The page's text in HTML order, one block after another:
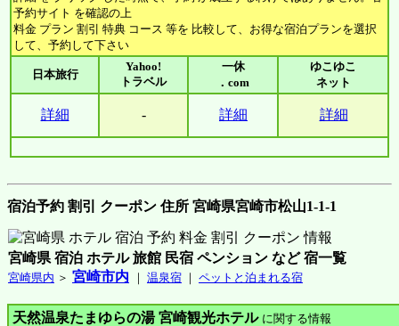
予約サイト を確認の上
料金 プラン 割引 特典 コース 等を 比較して、お得な宿泊プランを選択
して、予約して下さい
日本旅行
Yahoo!
トラベル
一休
．com
ゆこゆこ
ネット
詳細 - 詳細 詳細
宿泊予約 割引 クーポン 住所 宮崎県宮崎市松山1-1-1
宮崎県 宿泊 ホテル 旅館 民宿 ペンション など 宿一覧
宮崎県内 ＞ 宮崎市内 ｜ 温泉宿 ｜ ペットと泊まれる宿
天然温泉たまゆらの湯 宮崎観光ホテル に関する情報